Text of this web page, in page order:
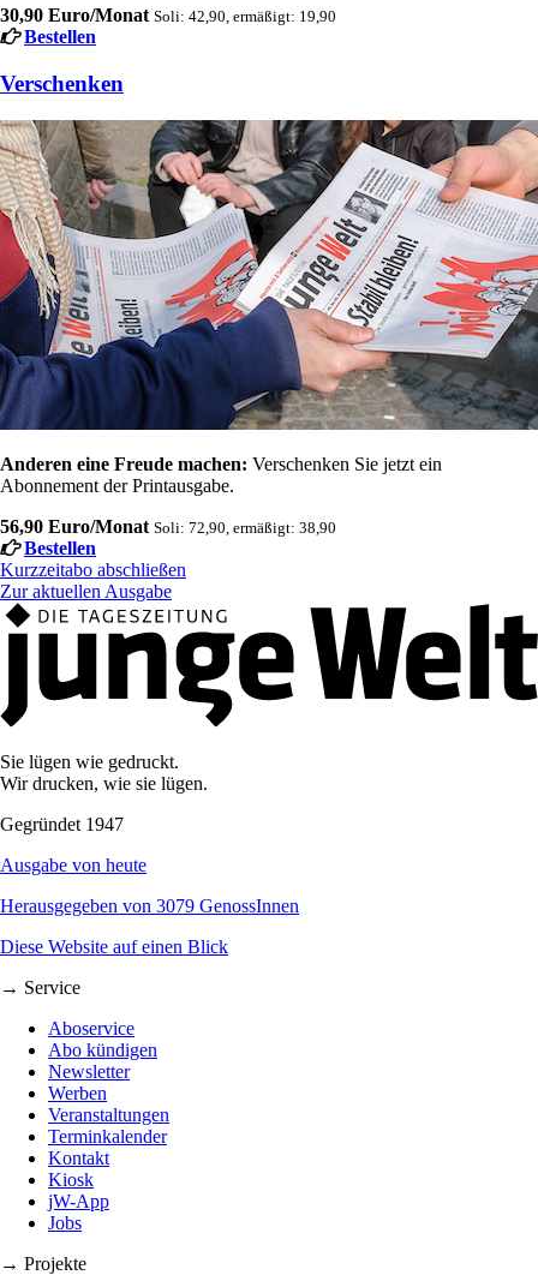
30,90 Euro/Monat Soli: 42,90, ermäßigt: 19,90
Bestellen
Verschenken
Anderen eine Freude machen: Verschenken Sie jetzt ein
Abonnement der Printausgabe.
56,90 Euro/Monat Soli: 72,90, ermäßigt: 38,90
Bestellen
Kurzzeitabo abschließen
Zur aktuellen Ausgabe
Sie lügen wie gedruckt.
Wir drucken, wie sie lügen.
Gegründet 1947
Ausgabe von heute
Herausgegeben von 3079 GenossInnen
Diese Website auf einen Blick
→ Service
Aboservice
Abo kündigen
Newsletter
Werben
Veranstaltungen
Terminkalender
Kontakt
Kiosk
jW-App
Jobs
→ Projekte